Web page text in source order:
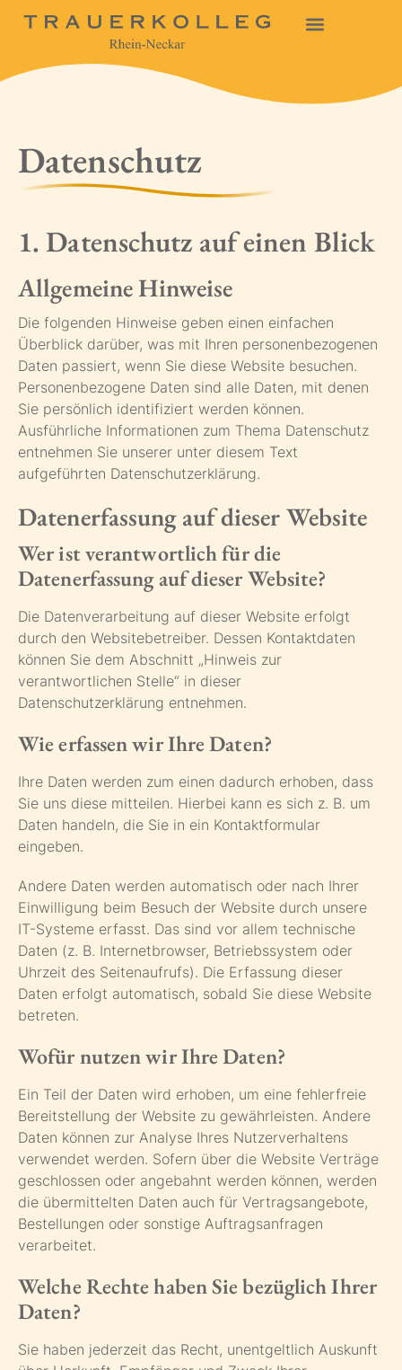
Datenschutz
1. Datenschutz auf einen Blick
Allgemeine Hinweise
Die folgenden Hinweise geben einen einfachen
Überblick darüber, was mit Ihren personenbezogenen
Daten passiert, wenn Sie diese Website besuchen.
Personenbezogene Daten sind alle Daten, mit denen
Sie persönlich identifiziert werden können.
Ausführliche Informationen zum Thema Datenschutz
entnehmen Sie unserer unter diesem Text
aufgeführten Datenschutzerklärung.
Datenerfassung auf dieser Website
Wer ist verantwortlich für die
Datenerfassung auf dieser Website?
Die Datenverarbeitung auf dieser Website erfolgt
durch den Websitebetreiber. Dessen Kontaktdaten
können Sie dem Abschnitt „Hinweis zur
verantwortlichen Stelle“ in dieser
Datenschutzerklärung entnehmen.
Wie erfassen wir Ihre Daten?
Ihre Daten werden zum einen dadurch erhoben, dass
Sie uns diese mitteilen. Hierbei kann es sich z. B. um
Daten handeln, die Sie in ein Kontaktformular
eingeben.
Andere Daten werden automatisch oder nach Ihrer
Einwilligung beim Besuch der Website durch unsere
IT-Systeme erfasst. Das sind vor allem technische
Daten (z. B. Internetbrowser, Betriebssystem oder
Uhrzeit des Seitenaufrufs). Die Erfassung dieser
Daten erfolgt automatisch, sobald Sie diese Website
betreten.
Wofür nutzen wir Ihre Daten?
Ein Teil der Daten wird erhoben, um eine fehlerfreie
Bereitstellung der Website zu gewährleisten. Andere
Daten können zur Analyse Ihres Nutzerverhaltens
verwendet werden. Sofern über die Website Verträge
geschlossen oder angebahnt werden können, werden
die übermittelten Daten auch für Vertragsangebote,
Bestellungen oder sonstige Auftragsanfragen
verarbeitet.
Welche Rechte haben Sie bezüglich Ihrer
Daten?
Sie haben jederzeit das Recht, unentgeltlich Auskunft